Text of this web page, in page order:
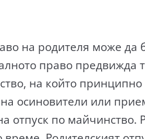
на родителя може да
право предвижда
на който
осиновители или
отпуск по майчинство.